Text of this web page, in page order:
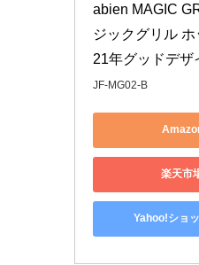
abien MAGIC
ジックグリル
21年グッドデザ
JF-MG02-B
楽天市
Yahoo!ショ